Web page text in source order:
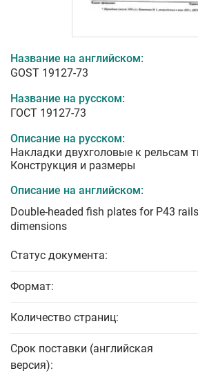
Название на английском:
GOST 19127-73
Название на русском:
ГОСТ 19127-73
Описание на русском:
Накладки двухголовые к рельсам
Конструкция и размеры
Описание на английском:
Double-headed fish plates for P43
dimensions
Статус документа:
Формат:
Количество страниц:
Срок поставки (английская
версия):